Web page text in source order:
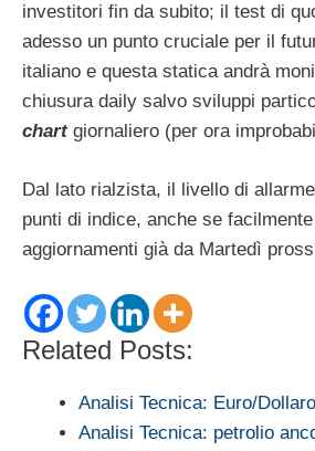
investitori fin da subito; il test di
adesso un punto cruciale per il
italiano e questa statica andrà
chiusura daily salvo sviluppi
chartgiornaliero (per ora
Dal lato rialzista, il livello di
punti di indice, anche se
aggiornamenti già da Martedì
Related Posts:
Analisi Tecnica: Euro/
Analisi Tecnica: petrolio